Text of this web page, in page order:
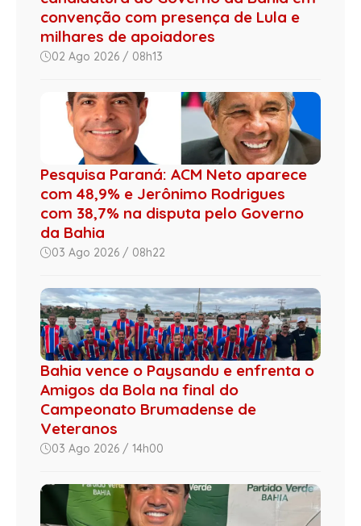
convenção com presença de Lula e
milhares de apoiadores
02 Ago 2026 / 08h13
Pesquisa Paraná: ACM Neto aparece
com 48,9% e Jerônimo Rodrigues
com 38,7% na disputa pelo Governo
da Bahia
03 Ago 2026 / 08h22
Bahia vence o Paysandu e enfrenta o
Amigos da Bola na final do
Campeonato Brumadense de
Veteranos
03 Ago 2026 / 14h00